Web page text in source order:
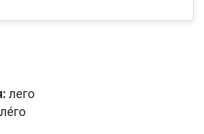
лего
ле́го